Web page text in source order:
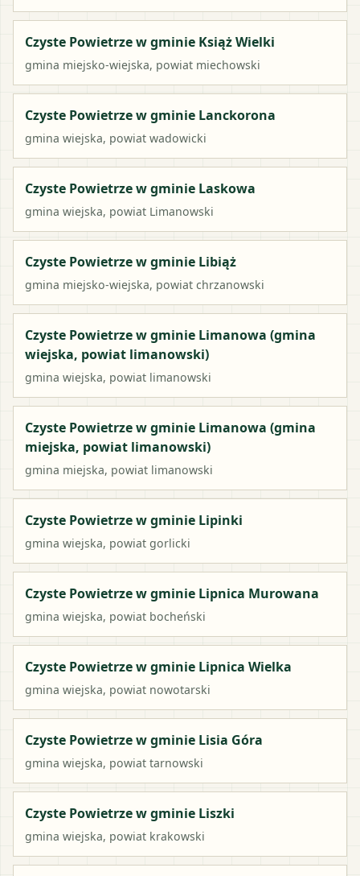
Czyste Powietrze w gminie Książ Wielki
gmina miejsko-wiejska, powiat miechowski
Czyste Powietrze w gminie Lanckorona
gmina wiejska, powiat wadowicki
Czyste Powietrze w gminie Laskowa
gmina wiejska, powiat Limanowski
Czyste Powietrze w gminie Libiąż
gmina miejsko-wiejska, powiat chrzanowski
Czyste Powietrze w gminie Limanowa (gmina
wiejska, powiat limanowski)
gmina wiejska, powiat limanowski
Czyste Powietrze w gminie Limanowa (gmina
miejska, powiat limanowski)
gmina miejska, powiat limanowski
Czyste Powietrze w gminie Lipinki
gmina wiejska, powiat gorlicki
Czyste Powietrze w gminie Lipnica Murowana
gmina wiejska, powiat bocheński
Czyste Powietrze w gminie Lipnica Wielka
gmina wiejska, powiat nowotarski
Czyste Powietrze w gminie Lisia Góra
gmina wiejska, powiat tarnowski
Czyste Powietrze w gminie Liszki
gmina wiejska, powiat krakowski